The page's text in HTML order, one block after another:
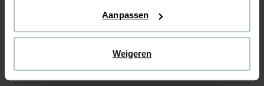
Aanpassen
Weigeren
Snelle levering